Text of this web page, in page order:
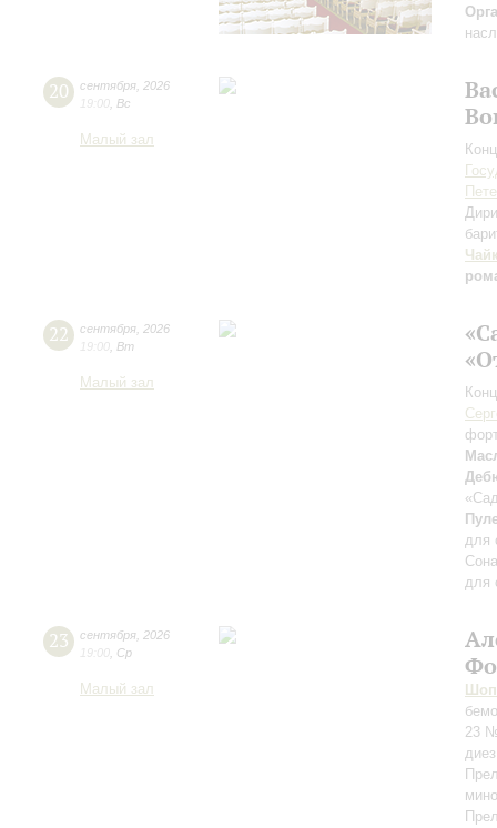
20 сентября 2026
19:00 Вс
Малый зал
22 сентября 2026
19:00 Вт
Малый зал
для
для
23 сентября 2026
19:00 Ср
Малый зал
23